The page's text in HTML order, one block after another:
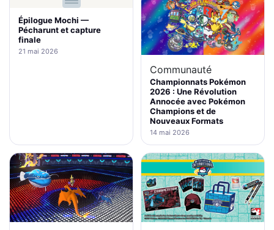
Épilogue Mochi —
Pécharunt et capture
finale
21 mai 2026
Communauté
Championnats Pokémon
2026 : Une Révolution
Annocée avec Pokémon
Champions et de
Nouveaux Formats
14 mai 2026